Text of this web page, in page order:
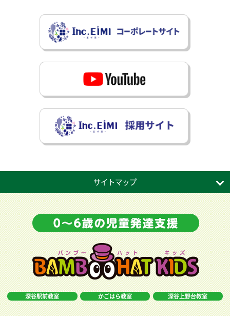
サイトマップ
深谷駅前教室 かごはら教室 深谷上野台教室